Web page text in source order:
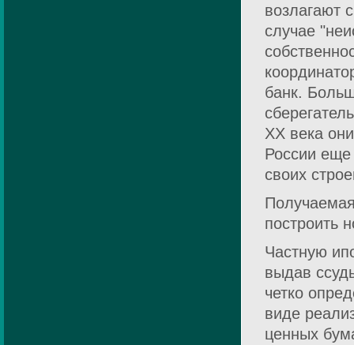
возлагают
случае
банк.
XX века
России еще
своих
построить
Частную
выдав
четко
виде
ценных